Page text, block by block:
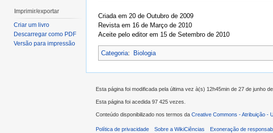
Criada em 20 de Outubro de 2009
Revista em 16 de Março de 2010
Aceite pelo editor em 15 de Setembro de 2010
Categoria: Biologia
Imprimir/exportar
Criar um livro
Descarregar como PDF
Versão para impressão
Esta página foi modificada pela última vez à(s) 12h45min de 27 de junho de
Esta página foi acedida 97 425 vezes.
Conteúdo disponibilizado nos termos da Creative Commons - Atribuição -
Política de privacidade Sobre a WikiCiências Exoneração de